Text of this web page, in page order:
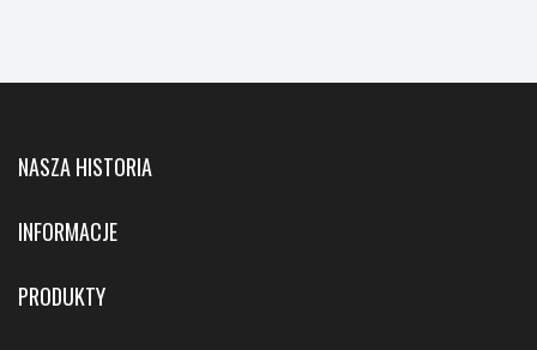
NASZA HISTORIA
INFORMACJE
PRODUKTY